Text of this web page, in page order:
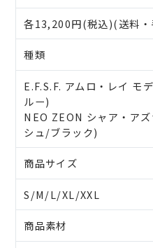
各13,200円(税込)(送料・
種類
E.F.S.F. アムロ・レイ モ
ルー)
NEO ZEON シャア・ア
シュ/ブラック)
商品サイズ
S/M/L/XL/XXL
商品素材